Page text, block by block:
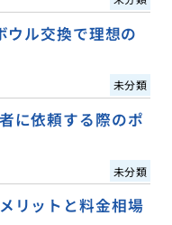
ウル交換で理想の
未分類
に依頼する際のポ
未分類
リットと料金相場